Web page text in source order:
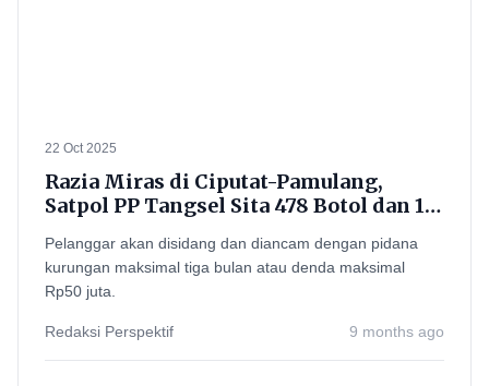
22 Oct 2025
Razia Miras di Ciputat-Pamulang,
Satpol PP Tangsel Sita 478 Botol dan 16
Pelanggar akan disidang dan diancam dengan pidana
kurungan maksimal tiga bulan atau denda maksimal
Rp50 juta.
Redaksi Perspektif 9 months ago